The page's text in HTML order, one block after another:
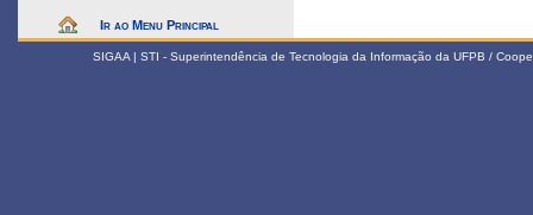
Ir ao Menu Principal
SIGAA | STI - Superintendência de Tecnologia da Informação da UFPB /